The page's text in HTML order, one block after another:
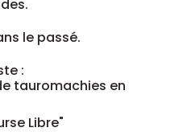
le passé.
:
tauromachies en
Libre"